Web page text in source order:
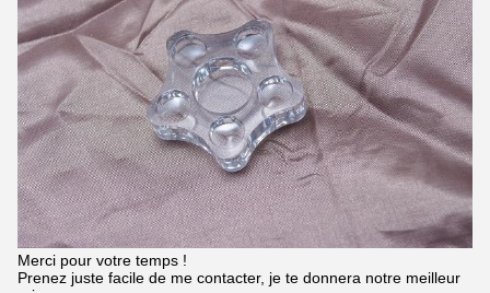
Merci pour votre temps !
Prenez juste facile de me contacter, je te donnera notre meilleur